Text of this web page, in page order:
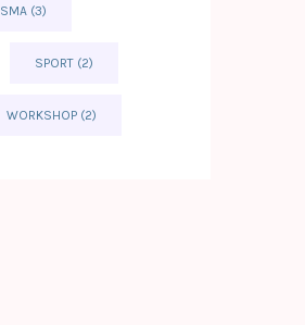
SMA (3)
SPORT (2)
WORKSHOP (2)